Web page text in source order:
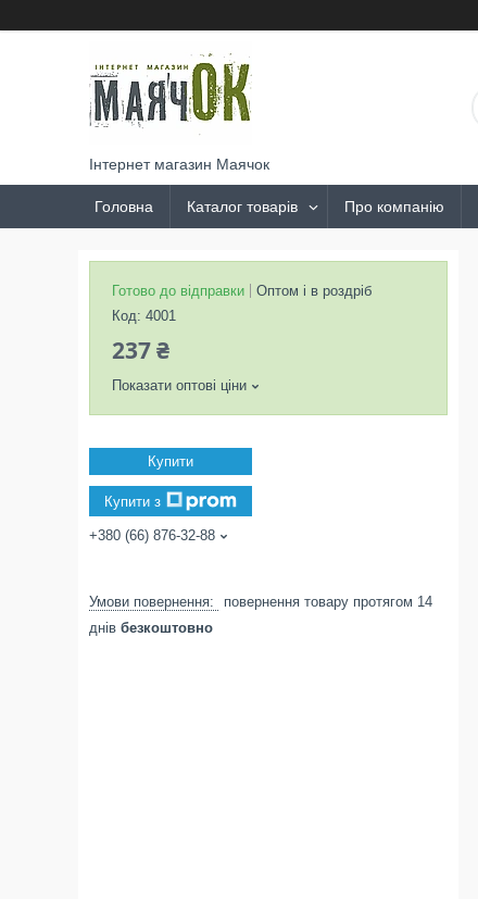
Інтернет магазин Маячок
Головна Каталог товарів Про компанію
Готово до відправки
Оптом і в роздріб
Код: 4001
237 ₴
Показати оптові ціни
Купити
Купити з
+380 (66) 876-32-88
повернення товару протягом 14
днів безкоштовно